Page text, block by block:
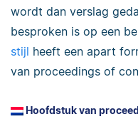
wordt dan verslag
besproken is op een
stijl heeft een apart
van proceedings of
Hoofdstuk van